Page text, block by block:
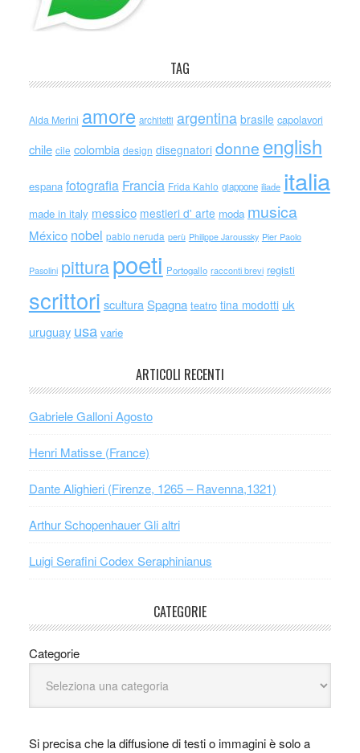
TAG
Alda Merini amore architetti argentina brasile capolavori
chile cile colombia design disegnatori donne english
espana fotografia Francia Frida Kahlo giappone iliade italia
made in italy messico mestieri d' arte moda musica
México nobel pablo neruda perù Philippe Jaroussky Pier Paolo
Pasolini pitturapoeti Portogallo racconti brevi registi
scrittori scultura Spagna teatro tina modotti uk
uruguay usa varie
ARTICOLI RECENTI
Gabriele Galloni Agosto
Henri Matisse (France)
Dante Alighieri (Firenze, 1265 – Ravenna,1321)
Arthur Schopenhauer Gli altri
Luigi Serafini Codex Seraphinianus
CATEGORIE
Categorie
Si precisa che la diffusione di testi o immagini è solo a